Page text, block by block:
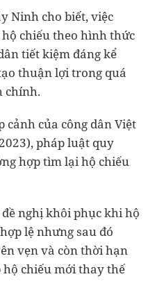
Ninh cho biết, việc
chiếu theo hình thức
tiết kiệm đáng kể
thuận lợi trong quá
chính.
cảnh của công dân Việt
pháp luật quy
hợp tìm lại hộ chiếu
nghị khôi phục khi hộ
lệ nhưng sau đó
vẹn và còn thời hạn
hộ chiếu mới thay thế